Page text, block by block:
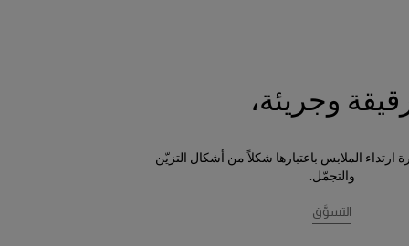
وجريئة،
الملابس باعتبارها شكلاً من أشكال التزيّن
والتجمّل.
التسوَّق